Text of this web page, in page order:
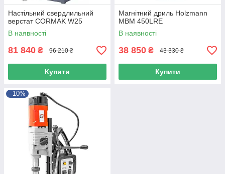
Настільний свердлильний
верстат CORMAK W25
В наявності
81 840 ₴ 96 210 ₴
Купити
Магнітний дриль Holzmann
MBM 450LRE
В наявності
38 850 ₴ 43 330 ₴
Купити
–10%